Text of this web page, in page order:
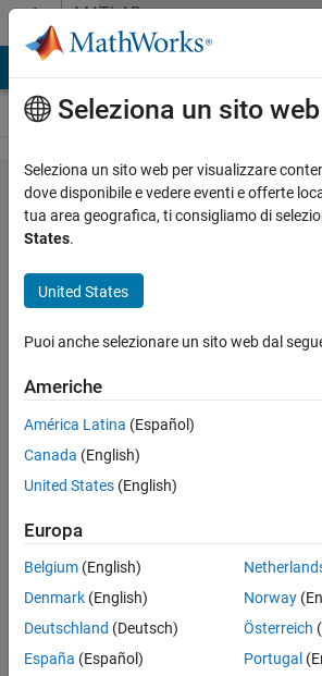
Vai al contenutoMATLAB
Answers
Do
anyone
how to
".nc"
data?
Tony
16 Giu
2021
1
Risposta
Aggiornato
16 Giu
Seleziona un sito web
Seleziona un sito web per visualizzare
dove disponibile e vedere eventi e offerte
tua area geografica, ti consigliamo di
States.
United States
Puoi anche selezionare un sito web dal
Americhe
América Latina (Español)
Canada (English)
United States (English)
Europa
Belgium (English)
Denmark (English)
Deutschland (Deutsch)
España (Español)
Norway
Österreich
Portugal